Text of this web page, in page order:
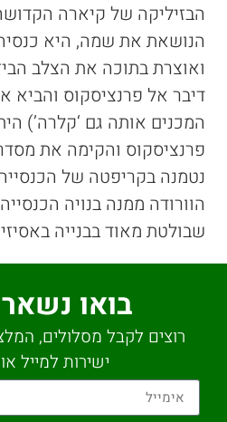
הבזיליקה של קיארה
הנושאת את שמה, היא
ואוצרת בתוכה את הצלב
דיבר אל פרנציסקוס והביא
המכנים אותה גם ‘קלרה’)
פרנציסקוס והקימה את
נטמנה בקריפטה של
הוורודה ממנה בנויה
שבולטת מאוד בבנייה
בואו
רוצים לקבל מסלולים,
ישירות למייל